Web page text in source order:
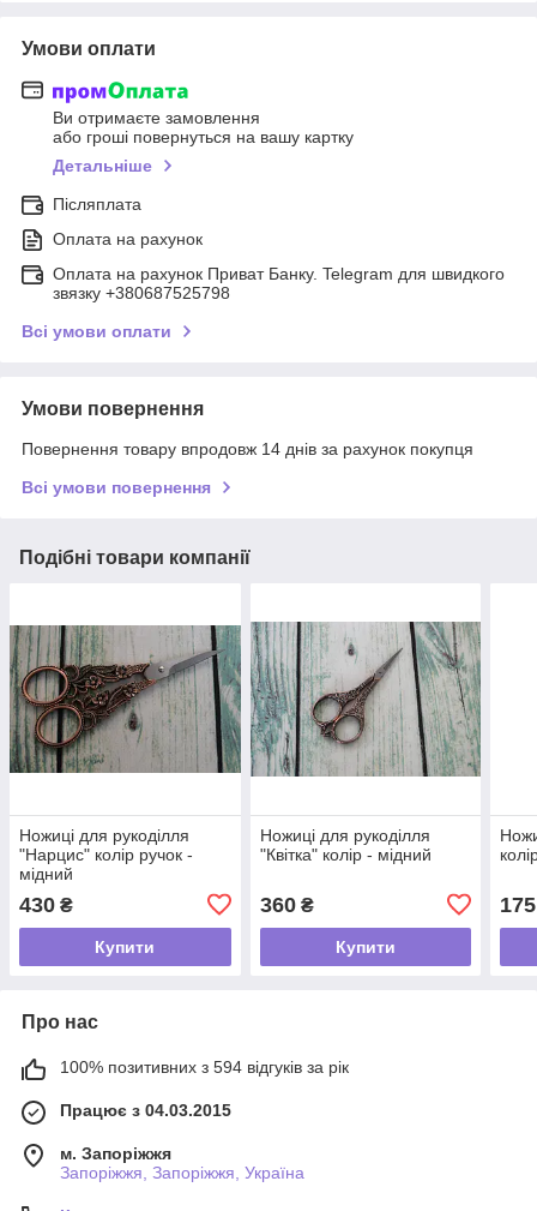
Умови оплати
Ви отримаєте замовлення
або гроші повернуться на вашу картку
Детальніше
Післяплата
Оплата на рахунок
Оплата на рахунок Приват Банку. Telegram для швидкого
звязку +380687525798
Всі умови оплати
Умови повернення
Повернення товару впродовж 14 днів за рахунок покупця
Всі умови повернення
Подібні товари компанії
Ножиці для рукоділля
"Нарцис" колір ручок -
мідний
430 ₴
Купити
Ножиці для рукоділля
"Квітка" колір - мідний
360₴
Купити
175
Про нас
100% позитивних з 594 відгуків за рік
Працює з 04.03.2015
м. Запоріжжя
Запоріжжя, Запоріжжя, Україна